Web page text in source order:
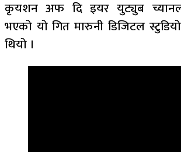
कृयशन अफ दि इयर युट्युब
भएको यो गित मारुनी डिजिटल
थियो ।